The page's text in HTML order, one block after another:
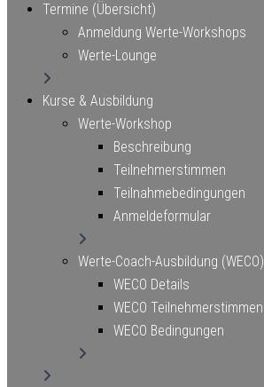
Termine (Übersicht)
Anmeldung Werte-Workshops
Werte-Lounge
Kurse & Ausbildung
Werte-Workshop
Beschreibung
Teilnehmerstimmen
Teilnahmebedingungen
Anmeldeformular
Werte-Coach-Ausbildung (WECO)
WECO Details
WECO Teilnehmerstimmen
WECO Bedingungen